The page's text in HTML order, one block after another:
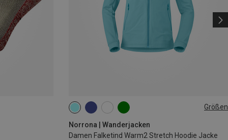
Größen
Norrona | Wanderjacken
Damen Falketind Warm2 Stretch Hoodie Jacke
XS S M